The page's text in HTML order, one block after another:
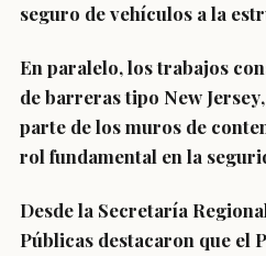
seguro de vehículos a la
En paralelo, los trabajos
de barreras tipo New Jersey
parte de los muros de
rol fundamental en la
Desde la Secretaría
Públicas destacaron que el